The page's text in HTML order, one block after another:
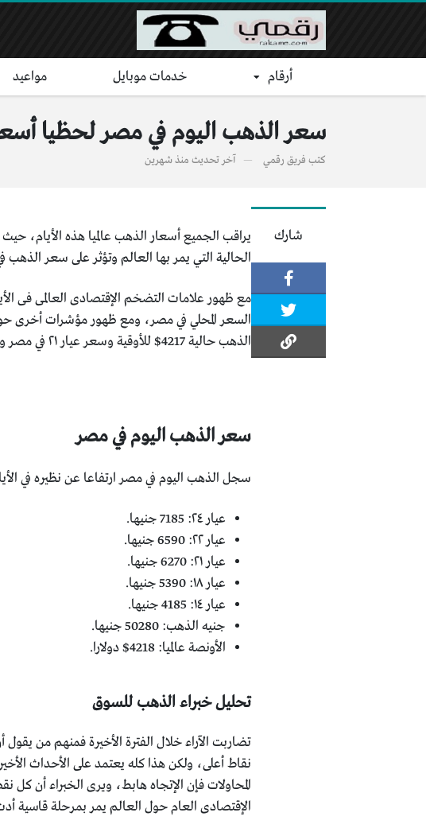
أرقام خدمات موبايل مواعيد
سعر الذهب اليوم في مصر لحظيا أسعار
كتب فريق رقمي آخر تحديث منذ شهرين
شارك
يراقب الجميع أسعار الذهب عالميا هذه الأيام،
الحالية التي يمر بها العالم وتؤثر على سعر
مع ظهور علامات التضخم الإقتصادى العالمى فى
الذهب حالية 4217$ للأوقية وسعر عيار ٢١ في مصر وصل إلى 6270 جنيه حاليا.
سعر الذهب اليوم في مصر
سجل الذهب اليوم في مصر ارتفاعا عن نظيره في
عيار ٢٤: 7185 جنيها.
عيار ٢٢: 6590 جنيها.
عيار ٢١: 6270 جنيها.
عيار ١٨: 5390 جنيها.
عيار ١٤: 4185 جنيها.
جنيه الذهب: 50280 جنيها.
الأونصة عالميا: 4218$ دولارا.
تحليل خبراء الذهب للسوق
نقاط أعلى، ولكن هذا كله يعتمد على الأحداث
المحاولات فإن الإتجاه هابط، ويرى الخبراء أن
الإقتصادى العام حول العالم يمر بمرحلة قاسية